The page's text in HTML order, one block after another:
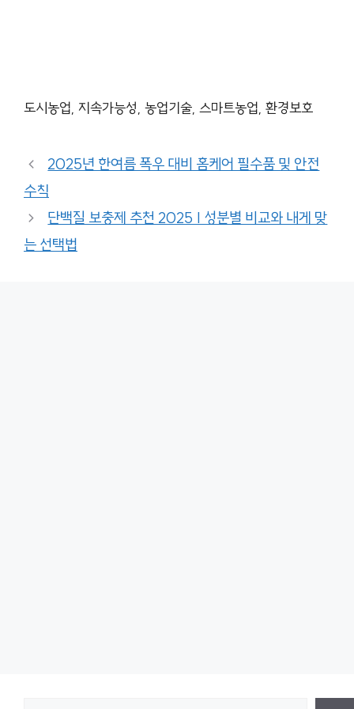
도시농업, 지속가능성, 농업기술, 스마트농업, 환경보호
2025년 한여름 폭우 대비 홈케어 필수품 및 안전
수칙
단백질 보충제 추천 2025 | 성분별 비교와 내게 맞
는 선택법